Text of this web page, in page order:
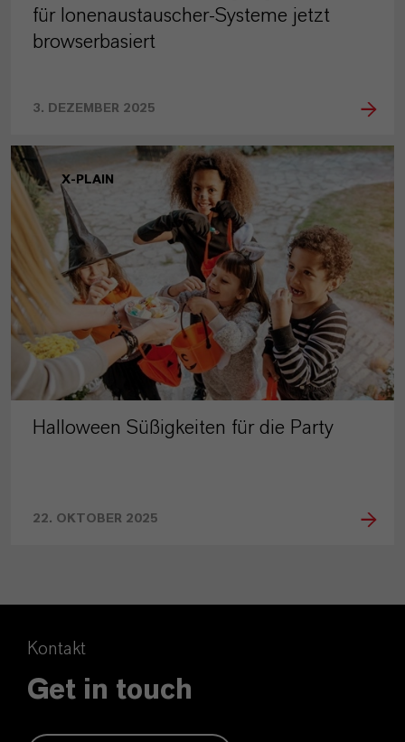
für Ionenaustauscher-Systeme jetzt
browserbasiert
3. DEZEMBER 2025
X-PLAIN
Halloween Süßigkeiten für die Party
22. OKTOBER 2025
Kontakt
Get in touch